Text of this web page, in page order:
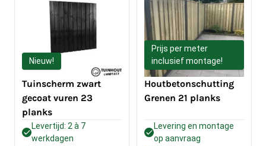
Nieuw!
Tuinscherm zwart
gecoat vuren 23
planks
Levertijd: 2 à 7
werkdagen
Prijs per meter
inclusief montage!
Houtbetonschutting
Grenen 21 planks
Levering en montage
op aanvraag